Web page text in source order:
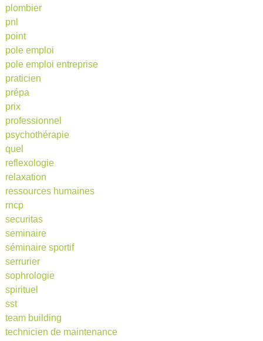
plombier
pnl
point
pole emploi
pole emploi entreprise
praticien
prépa
prix
professionnel
psychothérapie
quel
reflexologie
relaxation
ressources humaines
rncp
securitas
seminaire
séminaire sportif
serrurier
sophrologie
spirituel
sst
team building
technicien de maintenance